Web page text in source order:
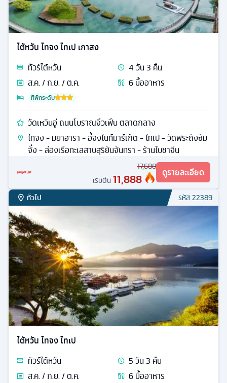
ไต้หวัน ไทจง ไทเป เกาสง
ทัวร์ไต้หวัน 4วัน3 คืน
ส.ค. / ก.ย. / ต.ค.
6มื้ออาหาร
ที่พักระดับ
วัดเหวินอู่ ถนนโบราณจิ่วเฟิ่น ตลาดกลาง
ไทจง - มิยาฮารา - อี้จงไนท์มาร์เก็ต - ไทเป - วัดพระถังซัม
จั๋ง - ล่องเรือทะเลสาบสุริยันจันทรา - ร้านใบชาจีน
17,688
เริ่มต้น 11,888 ดูรายละเอียด
ทั่วไป รหัส22389
ไต้หวัน ไทจง ไทเป
ทัวร์ไต้หวัน 5วัน3 คืน
ส.ค. / ก.ย. / ต.ค.
6มื้ออาหาร